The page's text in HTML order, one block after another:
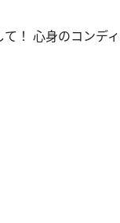
！ 心身のコンデ